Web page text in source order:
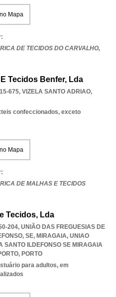
Mapa
DE TECIDOS DO CARVALHO,
Tecidos Benfer, Lda
675, VIZELA SANTO ADRIAO,
confeccionados, exceto
Mapa
DE MALHAS E TECIDOS
Tecidos, Lda
204, UNIÃO DAS FREGUESIAS DE
SE, MIRAGAIA, UNIAO
SANTO ILDEFONSO SE MIRAGAIA
, PORTO
para adultos, em